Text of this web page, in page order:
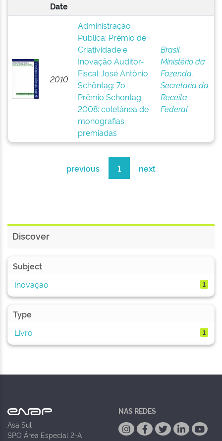
Date
2010
Administração
Pública: Prêmio de
Criatividade e
Inovação Auditor-
Fiscal José Antônio
Schöntag: 7o
Prêmio Schontag
2008: coletânea de
monografias
premiadas
Brasil.
Ministério da
Fazenda.
Secretaria da
Receita
Federal
previous 1 next
Discover
Subject
Inovação
1
Type
Livro
1
Asa Sul
SPO Área Especial 2-A
NAS REDES